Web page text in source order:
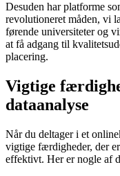
Desuden har platforme
revolutioneret måden, vi
førende universiteter og
at få adgang til
placering.
Vigtige
dataanalyse
Når du deltager i et
vigtige færdigheder, der
effektivt. Her er nogle af